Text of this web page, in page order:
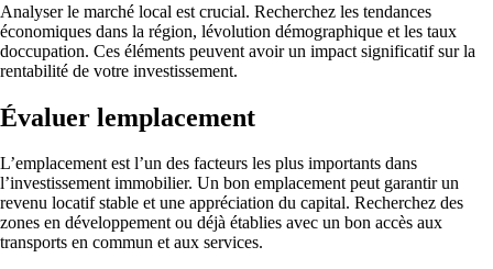
Analyser le marché local est crucial. Recherchez les tendances
économiques dans la région, lévolution démographique et les taux
doccupation. Ces éléments peuvent avoir un impact significatif sur la
rentabilité de votre investissement.
Évaluer lemplacement
L’emplacement est l’un des facteurs les plus importants dans
l’investissement immobilier. Un bon emplacement peut garantir un
revenu locatif stable et une appréciation du capital. Recherchez des
zones en développement ou déjà établies avec un bon accès aux
transports en commun et aux services.